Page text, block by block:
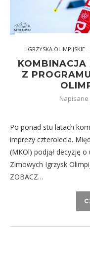
IGRZYSKA OLIMPIJSKIE
KOMBINACJA
Z
Po ponad stu latach
imprezy czterolecia.
(MKOl) podjął decyzję
Zimowych Igrzysk
ZOBACZ…